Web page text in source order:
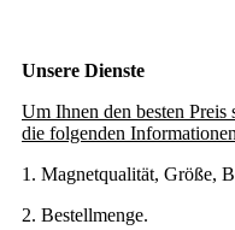
Unsere Dienste
Um Ihnen den besten
die folgenden
1. Magnetqualität, Größe,
2. Bestellmenge.